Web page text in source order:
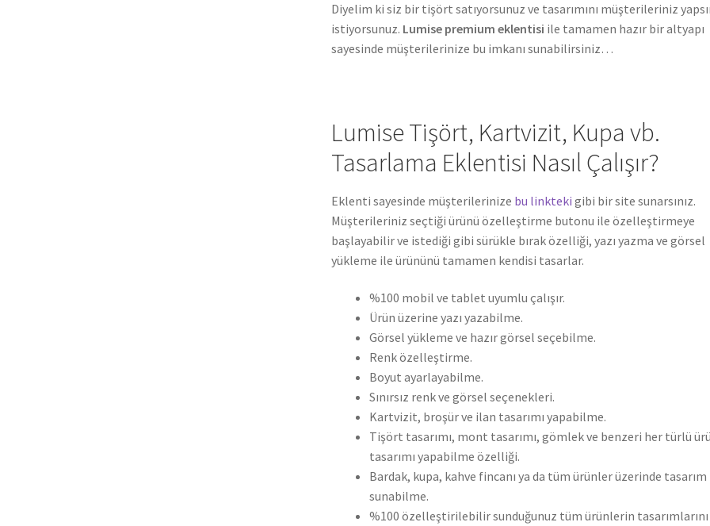
Diyelim ki siz bir tişört satıyorsunuz ve tasarımını müşterileriniz
istiyorsunuz. Lumise premium eklentisi ile tamamen hazır bir altyapı
sayesinde müşterilerinize bu imkanı sunabilirsiniz…
Lumise Tişört, Kartvizit, Kupa vb.
Tasarlama Eklentisi Nasıl Çalışır?
Eklenti sayesinde müşterilerinize bu linkteki gibi bir site sunarsınız.
Müşterileriniz seçtiği ürünü özelleştirme butonu ile özelleştirmeye
başlayabilir ve istediği gibi sürükle bırak özelliği, yazı yazma ve görsel
yükleme ile ürününü tamamen kendisi tasarlar.
%100 mobil ve tablet uyumlu çalışır.
Ürün üzerine yazı yazabilme.
Görsel yükleme ve hazır görsel seçebilme.
Renk özelleştirme.
Boyut ayarlayabilme.
Sınırsız renk ve görsel seçenekleri.
Kartvizit, broşür ve ilan tasarımı yapabilme.
Tişört tasarımı, mont tasarımı, gömlek ve benzeri her türlü
tasarımı yapabilme özelliği.
Bardak, kupa, kahve fincanı ya da tüm ürünler üzerinde tasarım
sunabilme.
%100 özelleştirilebilir sunduğunuz tüm ürünlerin tasarımlarını